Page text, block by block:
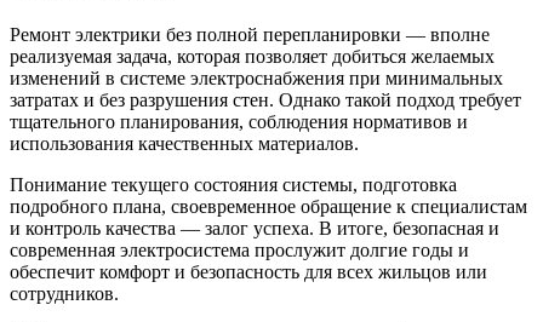
Ремонт электрики без полной перепланировки — вполне
реализуемая задача, которая позволяет добиться желаемых
изменений в системе электроснабжения при минимальных
затратах и без разрушения стен. Однако такой подход требует
тщательного планирования, соблюдения нормативов и
использования качественных материалов.
Понимание текущего состояния системы, подготовка
подробного плана, своевременное обращение к специалистам
и контроль качества — залог успеха. В итоге, безопасная и
современная электросистема прослужит долгие годы и
обеспечит комфорт и безопасность для всех жильцов или
сотрудников.